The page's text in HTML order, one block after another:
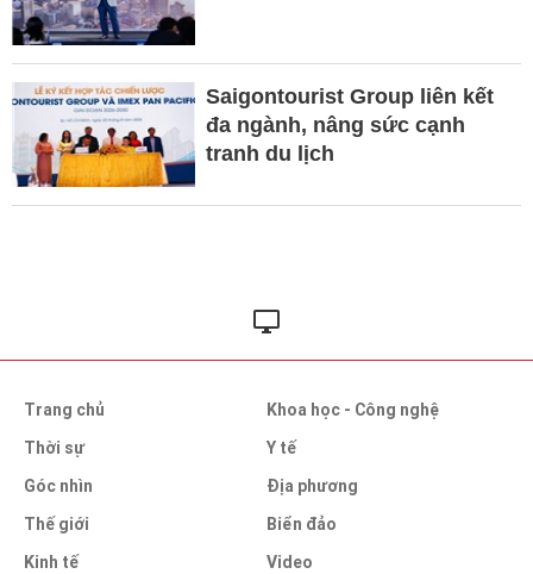
Saigontourist Group liên kết
đa ngành, nâng sức cạnh
tranh du lịch
Trang chủ
Thời sự
Góc nhìn
Thế giới
Kinh tế
Khoa học - Công nghệ
Y tế
Địa phương
Biển đảo
Video